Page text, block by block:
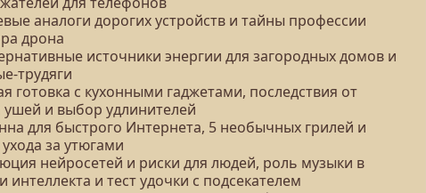
аналоги дорогих устройств и тайны профессии
дрона
источники энергии для загородных домов и
трудяги
готовка с кухонными гаджетами, последствия от
ушей и выбор удлинителей
для быстрого Интернета, 5 необычных грилей и
за утюгами
нейросетей и риски для людей, роль музыки в
интеллекта и тест удочки с подсекателем